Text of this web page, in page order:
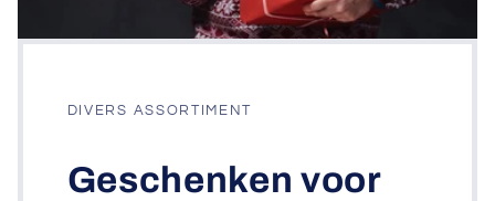
DIVERS ASSORTIMENT
Geschenken voor